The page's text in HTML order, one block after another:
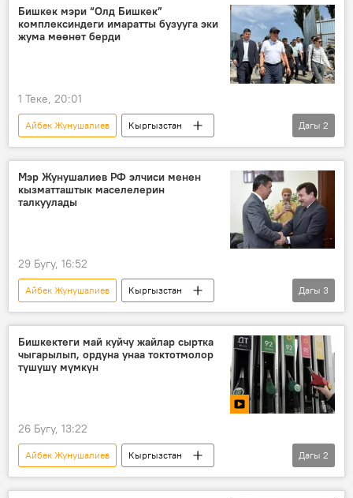
жолугушуу
реконструкция
Бишкек мэри “Олд Бишкек”
комплексиндеги имаратты бузууга эки
жума мөөнөт берди
1 Теке, 20:01
Айбек Жунушалиев
Кыргызстан
Бишкек
имарат бузуу
Дагы 2
Мэр Жунушалиев РФ элчиси менен
кызматташтык маселелерин
талкуулады
29 Бугу, 16:52
Айбек Жунушалиев
Кыргызстан
Бишкек
Сергей Вакунов
Россия
Дагы 3
Бишкектеги май куйчу жайлар сыртка
чыгарылып, ордуна унаа токтотмолор
түшүшү мүмкүн
26 Бугу, 13:22
Айбек Жунушалиев
Кыргызстан
Бишкек
май куюучу жай
Дагы 2